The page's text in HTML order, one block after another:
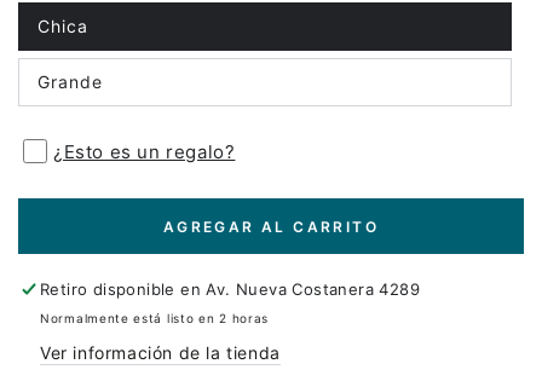
Chica
Grande
¿Esto es un regalo?
AGREGAR AL CARRITO
Retiro disponible enAv. Nueva Costanera 4289
Normalmente está listo en 2 horas
Ver información de la tienda